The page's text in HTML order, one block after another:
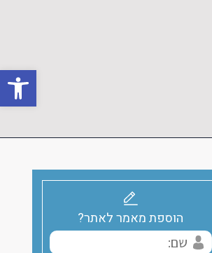
פתח
הוספת מאמר לאתר?